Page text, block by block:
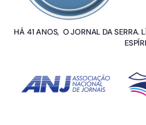
HÁ 41 ANOS, O JORNAL DA SERRA.